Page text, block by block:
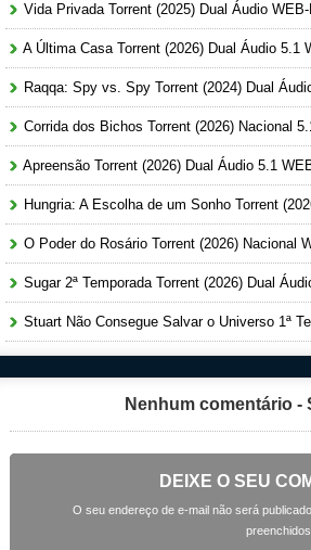
Vida Privada Torrent (2025) Dual Áudio
A Última Casa Torrent (2026) Dual Áudio 5.1
Raqqa: Spy vs. Spy Torrent (2024) Dual
Corrida dos Bichos Torrent (2026) Nacional
Apreensão Torrent (2026) Dual Áudio 5.1
Hungria: A Escolha de um Sonho Torrent
O Poder do Rosário Torrent (2026) Nacional
Sugar 2ª Temporada Torrent (2026) Dual
Stuart Não Consegue Salvar o Universo 1ª
Nenhum comentário -
DEIXE O SEU
O seu endereço de e-mail não será
preenchidos.